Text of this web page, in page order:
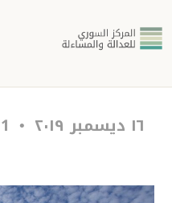
١٦ ديسمبر ٢٠١٩